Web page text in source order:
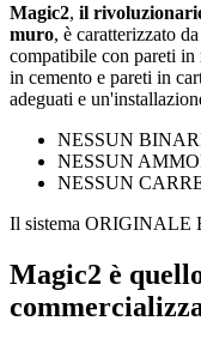
Magic2, il
muro, è caratterizzato
compatibile con pareti
in cemento e pareti in
adeguati e
NESSUN
NESSUN
NESSUN
Il sistema ORIGINALE
Magic2 è